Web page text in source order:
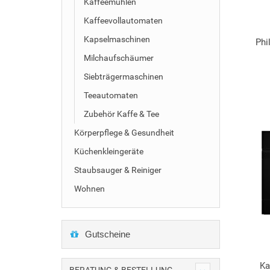
Kaffeevollautomaten
Kapselmaschinen
Milchaufschäumer
Siebträgermaschinen
Teeautomaten
Zubehör Kaffe & Tee
Körperpflege & Gesundheit
Küchenkleingeräte
Staubsauger & Reiniger
Wohnen
Gutscheine